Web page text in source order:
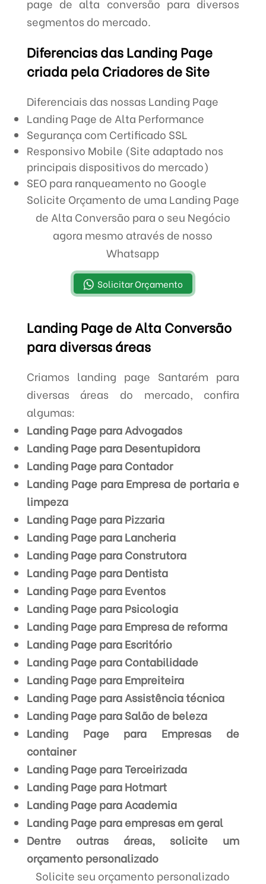
page de alta conversão para diversos
segmentos do mercado.
Diferencias das Landing Page
criada pela Criadores de Site
Diferenciais das nossas Landing Page
Landing Page de Alta Performance
Segurança com Certificado SSL
Responsivo Mobile (Site adaptado nos
principais dispositivos do mercado)
SEO para ranqueamento no Google
Solicite Orçamento de uma Landing Page
de Alta Conversão para o seu Negócio
agora mesmo através de nosso
Whatsapp
Solicitar Orçamento
Landing Page de Alta Conversão
para diversas áreas
Criamos landing page Santarém para
diversas áreas do mercado, confira
algumas:
Landing Page para Advogados
Landing Page para Desentupidora
Landing Page para Contador
Landing Page para Empresa de portaria e
limpeza
Landing Page para Pizzaria
Landing Page para Lancheria
Landing Page para Construtora
Landing Page para Dentista
Landing Page para Eventos
Landing Page para Psicologia
Landing Page para Empresa de reforma
Landing Page para Escritório
Landing Page para Contabilidade
Landing Page para Empreiteira
Landing Page para Assistência técnica
Landing Page para Salão de beleza
Landing Page para Empresas de
container
Landing Page para Terceirizada
Landing Page para Hotmart
Landing Page para Academia
Landing Page para empresas em geral
Dentre outras áreas, solicite um
orçamento personalizado
Solicite seu orçamento personalizado